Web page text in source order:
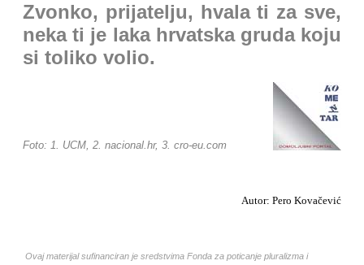
Zvonko, prijatelju, hvala ti za sve,
neka ti je laka hrvatska gruda koju
si toliko volio.
Foto: 1. UCM, 2. nacional.hr, 3. cro-eu.com
Autor: Pero Kovačević
Ovaj materijal sufinanciran je sredstvima Fonda za poticanje pluralizma i